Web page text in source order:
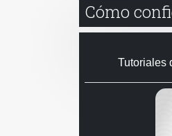
Cómo
Tutoriales